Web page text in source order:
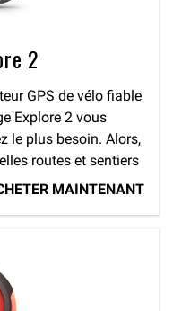
2
GPS de vélo fiable
Explore 2 vous
le plus besoin. Alors,
routes et sentiers
MAINTENANT